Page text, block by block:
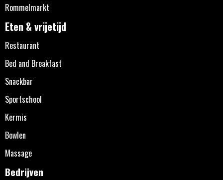
Rommelmarkt
Eten & vrijetijd
Restaurant
Bed and Breakfast
Snackbar
Sportschool
Kermis
Bowlen
Massage
Bedrijven